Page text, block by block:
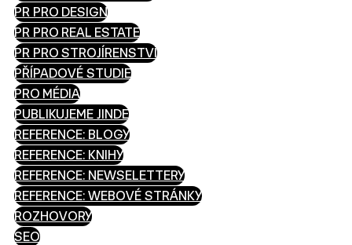
PR PRO DESIGN
PR PRO REAL ESTATE
PR PRO STROJÍRENSTVÍ
PŘÍPADOVÉ STUDIE
PRO MÉDIA
PUBLIKUJEME JINDE
REFERENCE: BLOGY
REFERENCE: KNIHY
REFERENCE: NEWSELETTERY
REFERENCE: WEBOVÉ STRÁNKY
ROZHOVORY
SEO